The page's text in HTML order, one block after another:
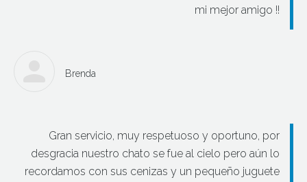
mi mejor amigo !!
Brenda
Gran servicio, muy respetuoso y oportuno, por
desgracia nuestro chato se fue al cielo pero aún lo
recordamos con sus cenizas y un pequeño juguete